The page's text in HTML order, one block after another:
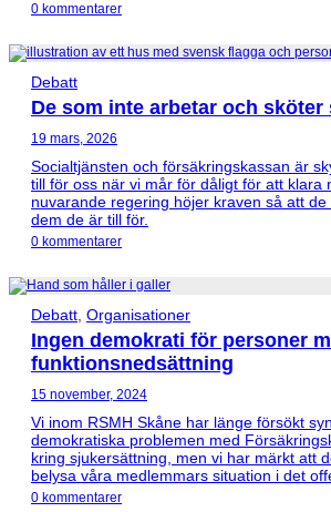
0 kommentarer
Debatt
De som inte arbetar och sköter
19 mars, 2026
Socialtjänsten och försäkringskassan är
till för oss när vi mår för dåligt för att klara
nuvarande regering höjer kraven så att
dem de är till för.
0 kommentarer
Debatt Organisationer
Ingen demokrati för personer
funktionsnedsättning
15 november, 2024
Vi inom RSMH Skåne har länge försökt
demokratiska problemen med
kring sjukersättning, men vi har märkt att
belysa våra medlemmars situation i det
0 kommentarer